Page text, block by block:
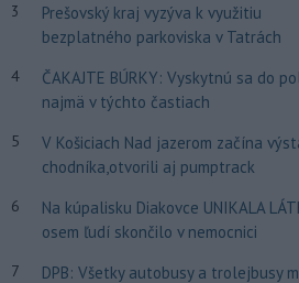
3
Prešovský kraj vyzýva k využitiu
bezplatného parkoviska v Tatrách
4
ČAKAJTE BÚRKY: Vyskytnú sa do
najmä v týchto častiach
5
V Košiciach Nad jazerom začína
chodníka,otvorili aj pumptrack
6
Na kúpalisku Diakovce UNIKALA
osem ľudí skončilo v nemocnici
7
DPB: Všetky autobusy a trolejbusy